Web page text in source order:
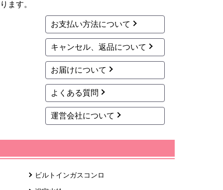
ます。
お支払い方法について
キャンセル、返品について
お届けについて
よくある質問
運営会社について
ビルトインガスコンロ